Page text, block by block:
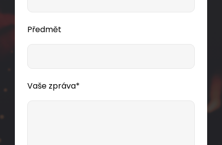
Předmět
Vaše zpráva*